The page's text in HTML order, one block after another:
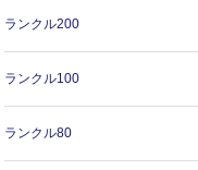
ランクル200
ランクル100
ランクル80